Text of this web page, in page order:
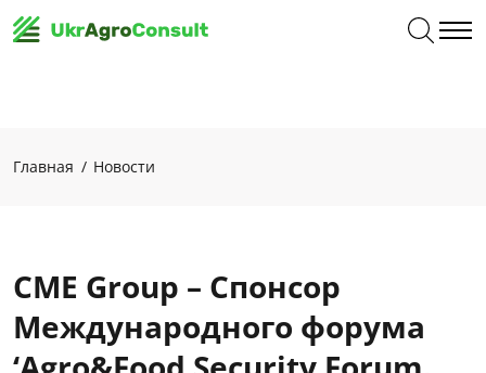
Главная Новости
CME Group – Спонсор
Международного форума